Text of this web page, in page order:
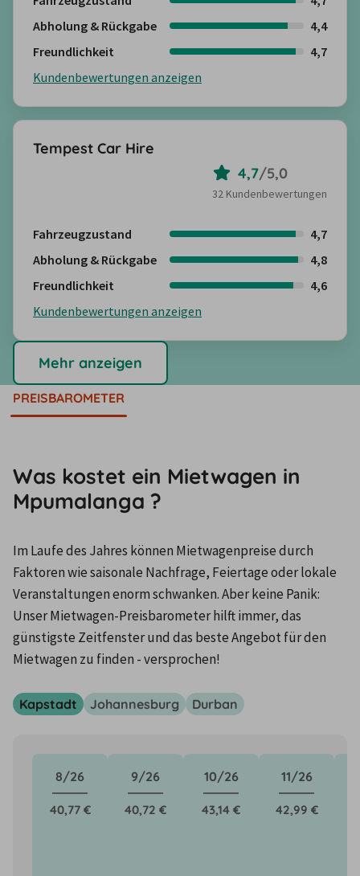
Abholung & Rückgabe
4,4
Freundlichkeit
4,7
Kundenbewertungen anzeigen
Tempest Car Hire
4,7/5,0
32 Kundenbewertungen
Fahrzeugzustand
4,7
Abholung & Rückgabe
4,8
Freundlichkeit
4,6
Kundenbewertungen anzeigen
Mehr anzeigen
PREISBAROMETER
Was kostet ein Mietwagen in
Mpumalanga ?
Im Laufe des Jahres können Mietwagenpreise durch
Faktoren wie saisonale Nachfrage, Feiertage oder lokale
Veranstaltungen enorm schwanken. Aber keine Panik:
Unser Mietwagen-Preisbarometer hilft immer, das
günstigste Zeitfenster und das beste Angebot für den
Mietwagen zu finden - versprochen!
Kapstadt Johannesburg Durban
8/26
40,77 €
9/26
40,72 €
10/26
43,14 €
11/26
42,99 €